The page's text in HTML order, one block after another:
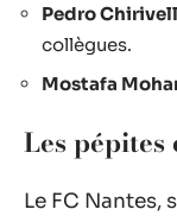
Pedro
collègues.
Mostafa
Les pépites
Le FC Nantes,